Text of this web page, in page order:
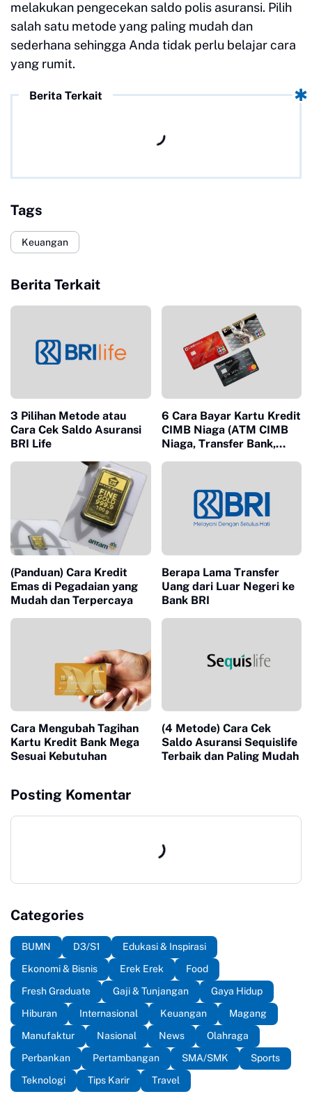
melakukan pengecekan saldo polis asuransi. Pilih
salah satu metode yang paling mudah dan
sederhana sehingga Anda tidak perlu belajar cara
yang rumit.
Berita Terkait
Tags
Keuangan
Berita Terkait
3 Pilihan Metode atau
Cara Cek Saldo Asuransi
BRI Life
6 Cara Bayar Kartu Kredit
CIMB Niaga (ATM CIMB
Niaga, Transfer Bank,
(Panduan) Cara Kredit
Emas di Pegadaian yang
Mudah dan Terpercaya
Berapa Lama Transfer
Uang dari Luar Negeri ke
Bank BRI
Cara Mengubah Tagihan
Kartu Kredit Bank Mega
Sesuai Kebutuhan
(4 Metode) Cara Cek
Saldo Asuransi Sequislife
Terbaik dan Paling Mudah
Posting Komentar
Categories
BUMN D3/S1
Edukasi & Inspirasi
Ekonomi & Bisnis
Erek Erek
Food
Fresh Graduate
Gaji & Tunjangan
Gaya Hidup
Hiburan
Internasional Keuangan
Magang
Manufaktur
Nasional News
Olahraga
Perbankan
Pertambangan SMA/SMK
Sports
Teknologi
Tips Karir Travel